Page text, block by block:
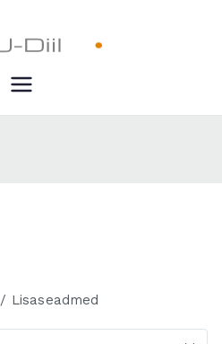
U-Diil
Pealeht
/ Lisaseadmed